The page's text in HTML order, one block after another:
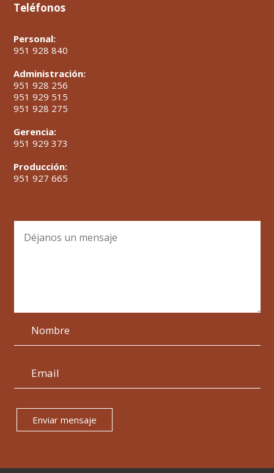
Teléfonos
Personal:
951 928 840
Administración:
951 928 256
951 929 515
951 928 275
Gerencia:
951 929 373
Producción:
951 927 665
Enviar mensaje